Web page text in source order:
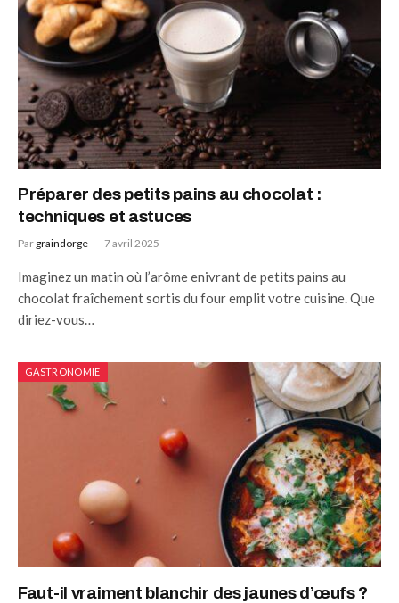
Préparer des petits pains au chocolat :
techniques et astuces
Par graindorge 7 avril 2025
Imaginez un matin où l’arôme enivrant de petits pains au
chocolat fraîchement sortis du four emplit votre cuisine. Que
diriez-vous…
GASTRONOMIE
Faut-il vraiment blanchir des jaunes d’œufs ?